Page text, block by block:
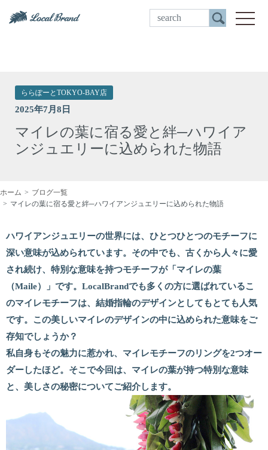
ご来店予約
ららぽーとTOKYO-BAY店
2025年7月8日
マイレの葉に宿る愛と絆─ハワイア
ンジュエリーに込められた物語
ホーム
ブログ一覧
マイレの葉に宿る愛と絆─ハワイアンジュエリーに込められた物語
ハワイアンジュエリーの世界には、ひとつひとつのモチーフに
深い意味が込められています。その中でも、古くから人々に愛
され続け、特別な意味を持つモチーフが「マイレの葉
（Maile）」です。LocalBrandでも多くの方に選ばれているこ
のマイレモチーフは、結婚指輪のデザインとしてもとても人気
です。この美しいマイレのデザインの中に込められた意味をご
存知でしょうか？
私自身もその魅力に惹かれ、マイレモチーフのリングを2つオー
ダーしたほど。そこで今回は、マイレの葉が持つ特別な意味
と、美しさの秘密についてご紹介します。